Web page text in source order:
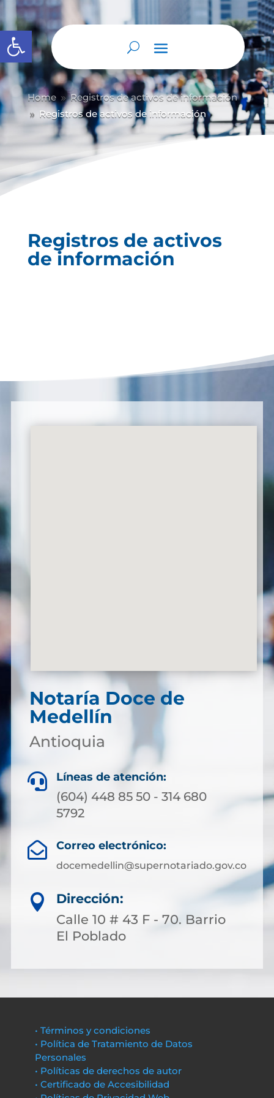
Abrir barra de herramientas
Home 9 Registros de activos de información
9 Registros de activos de información
Registros de activos
de información
Notaría Doce de
Medellín
Antioquia
 Líneas de atención:
(604) 448 85 50 - 314 680
5792
 Correo electrónico:
docemedellin@supernotariado.gov.co

Dirección:
Calle 10 # 43 F - 70. Barrio
El Poblado
• Términos y condiciones
• Política de Tratamiento de Datos
Personales
• Políticas de derechos de autor
• Certificado de Accesibilidad